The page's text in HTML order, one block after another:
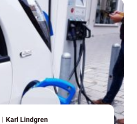
Karl Lindgren